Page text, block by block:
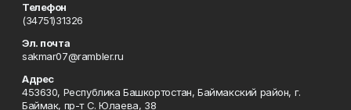
Телефон
(34751)31326
Эл. почта
sakmar07@rambler.ru
Адрес
453630, Республика Башкортостан, Баймакский район, г.
Баймак, пр-т С. Юлаева, 38